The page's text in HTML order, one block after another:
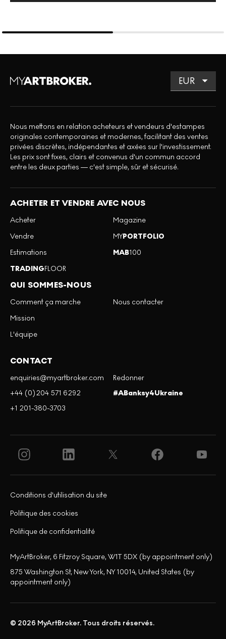
Nous mettons en relation acheteurs et vendeurs d'estampes
originales contemporaines et modernes, facilitant des ventes
privées discrètes, indépendantes et axées sur l'investissement.
Les prix sont fixes, clairs et convenus d'un commun accord
entre les deux parties — c'est simple, sûr et sécurisé.
ACHETER ET VENDRE AVEC NOUS
Acheter
Vendre
Estimations
TRADINGFLOOR
Magazine
MYPORTFOLIO
MAB100
QUI SOMMES-NOUS
Comment ça marche
Mission
L'équipe
Nous contacter
CONTACT
enquiries@myartbroker.com
+44 (0)204 571 6292
+1 201-380-3703
Redonner
#ABanksy4Ukraine
Politique de confidentialité
Politique des cookies
Conditions d'utilisation du site
MyArtBroker, 6 Fitzroy Square, W1T 5DX (by appointment only)
875 Washington St, New York, NY 10014, United States (by
appointment only)
© 2026 MyArtBroker. Tous droits réservés.